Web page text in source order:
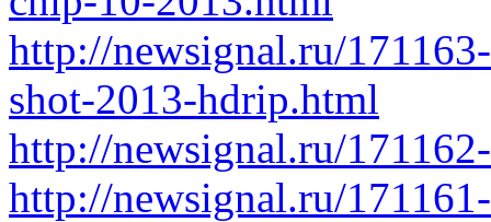
http://newsignal.ru/
shot-2013-hdrip.html
http://newsignal.ru/
http://newsignal.ru/